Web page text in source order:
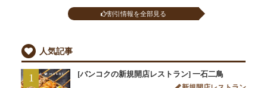
割引情報を全部見る
人気記事
1 [バンコクの新規開店レストラン] 一石二鳥